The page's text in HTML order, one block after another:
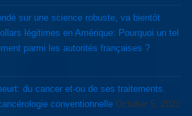
sur une science robuste, va bientôt
légitimes en Amérique: Pourquoi un tel
parmi les autorités françaises ?
du cancer et-ou de ses traitements.
conventionnelle October 5, 2021